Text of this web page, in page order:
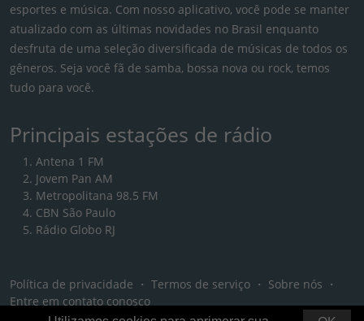
esportes e música. Com nosso aplicativo, você pode se manter
atualizado com as últimas novidades no Brasil enquanto
desfruta de uma seleção diversificada de músicas de todos os
gêneros. Seja você fã de samba, bossa nova ou rock, temos
tudo para você.
Principais estações de rádio
Antena 1 FM
Jovem Pan AM
Metropolitana 98.5 FM
CBN São Paulo
Rádio Globo RJ
Política de privacidade ・ Termos de serviço ・ Sobre nós ・
Entre em contato conosco